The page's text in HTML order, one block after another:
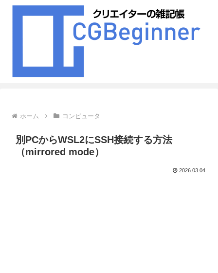
ホーム コンピュータ
別PCからWSL2にSSH接続する方法
（mirrored mode）
2026.03.04